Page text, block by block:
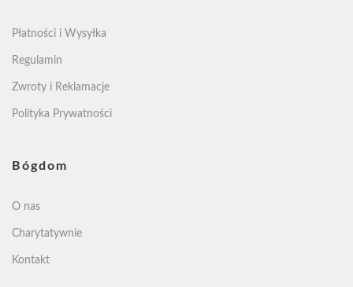
Płatności i Wysyłka
Regulamin
Zwroty i Reklamacje
Polityka Prywatności
Bógdom
O nas
Charytatywnie
Kontakt